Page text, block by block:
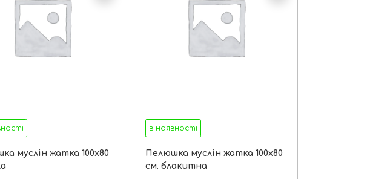
муслін жатка 100х80
в наявності
Пелюшка муслін жатка 100х80
см. блакитна